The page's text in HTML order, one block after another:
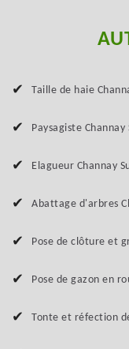
Taille de haie
Paysagiste Channay
Elagueur Channay
Abattage d'arbres
Pose de clôture et
Pose de gazon en
Tonte et réfection